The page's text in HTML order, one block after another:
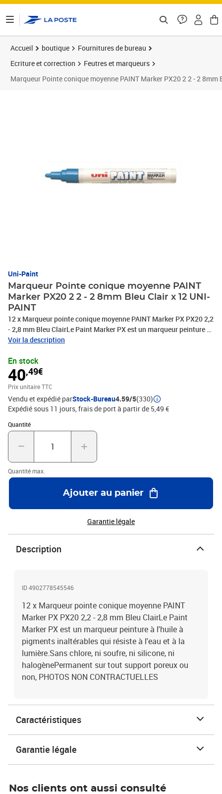
Accueil boutique
Fournitures de bureau
Ecriture et correction
Feutres et marqueurs
Marqueur Pointe conique moyenne PAINT Marker PX20 2 2 - 2 8mm
Uni-Paint
Marqueur Pointe conique moyenne PAINT
Marker PX20 2 2 - 2 8mm Bleu Clair x 12 UNI-
PAINT
12 x Marqueur pointe conique moyenne PAINT Marker PX PX20 2,2
- 2,8 mm Bleu ClairLe Paint Marker PX est un marqueur peinture à
l'huile à pigments inaltérables qui résiste à l'eau et à la
sur tout support poreux ou non, PHOTOS NON CONTRACTUELLES
Voir la description
En stock
40,49€
Prix unitaire TTC
Vendu et expédié parStock-Bureau4.59/5(330)
Expédié sous 11 jours, frais de port à partir de 5,49 €
Quantité
Quantité : 1
Quantité max.
Ajouter au panier
Garantie légale
Description
ID 4902778545546
12 x Marqueur pointe conique moyenne PAINT
Marker PX PX20 2,2 - 2,8 mm Bleu ClairLe Paint
Marker PX est un marqueur peinture à l'huile à
pigments inaltérables qui résiste à l'eau et à la
lumière.Sans chlore, ni soufre, ni silicone, ni
halogènePermanent sur tout support poreux ou
non, PHOTOS NON CONTRACTUELLES
Caractéristiques
Garantie légale
Nos clients ont aussi consulté